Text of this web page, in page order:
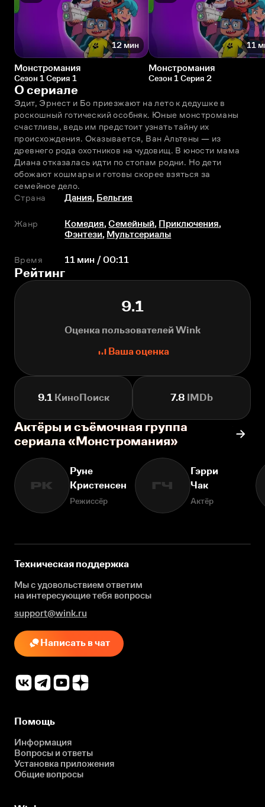
12 мин
Монстромания
Сезон 1 Серия 1
11
Монстромания
Сезон 1 Серия 2
О сериале
Эдит, Эрнест и Бо приезжают на лето к дедушке в
роскошный готический особняк. Юные монстроманы
счастливы, ведь им предстоит узнать тайну их
происхождения. Оказывается, Ван Альтены — из
древнего рода охотников на чудовищ. В юности мама
Диана отказалась идти по стопам родни. Но дети
обожают кошмары и готовы скорее взяться за
семейное дело.
Страна
Дания, Бельгия
Жанр Комедия,Семейный, Приключения,
Фэнтези, Мультсериалы
Время 11 мин / 00:11
Рейтинг
9.1
Оценка пользователей Wink
Ваша оценка
9.1КиноПоиск 7.8 IMDb
Актёры и съёмочная группа
сериала «Монстромания»
РК
Руне
Кристенсен
Режиссёр
ГЧ
Гэрри
Чак
Актёр
Техническая поддержка
Мы с удовольствием ответим
на интересующиетебя вопросы
support@wink.ru
Написать в чат
Помощь
Информация
Вопросы и ответы
Установка приложения
Общие вопросы